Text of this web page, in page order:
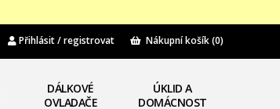
Přihlásit / registrovat Nákupní košík(0)
DÁLKOVÉ
OVLADAČE
ÚKLID A
DOMÁCNOST